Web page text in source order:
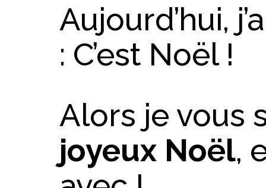
Aujourd’hui,
: C’est Noël !
Alors je vous
joyeux Noël,